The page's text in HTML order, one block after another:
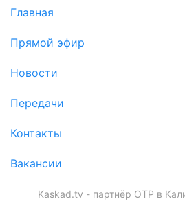
Главная
Прямой эфир
Новости
Передачи
Контакты
Вакансии
Kaskad.tv - партнёр ОТР в